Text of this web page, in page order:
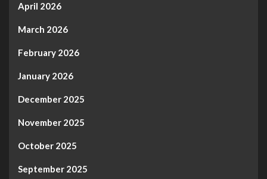
April 2026
March 2026
February 2026
January 2026
December 2025
November 2025
October 2025
September 2025